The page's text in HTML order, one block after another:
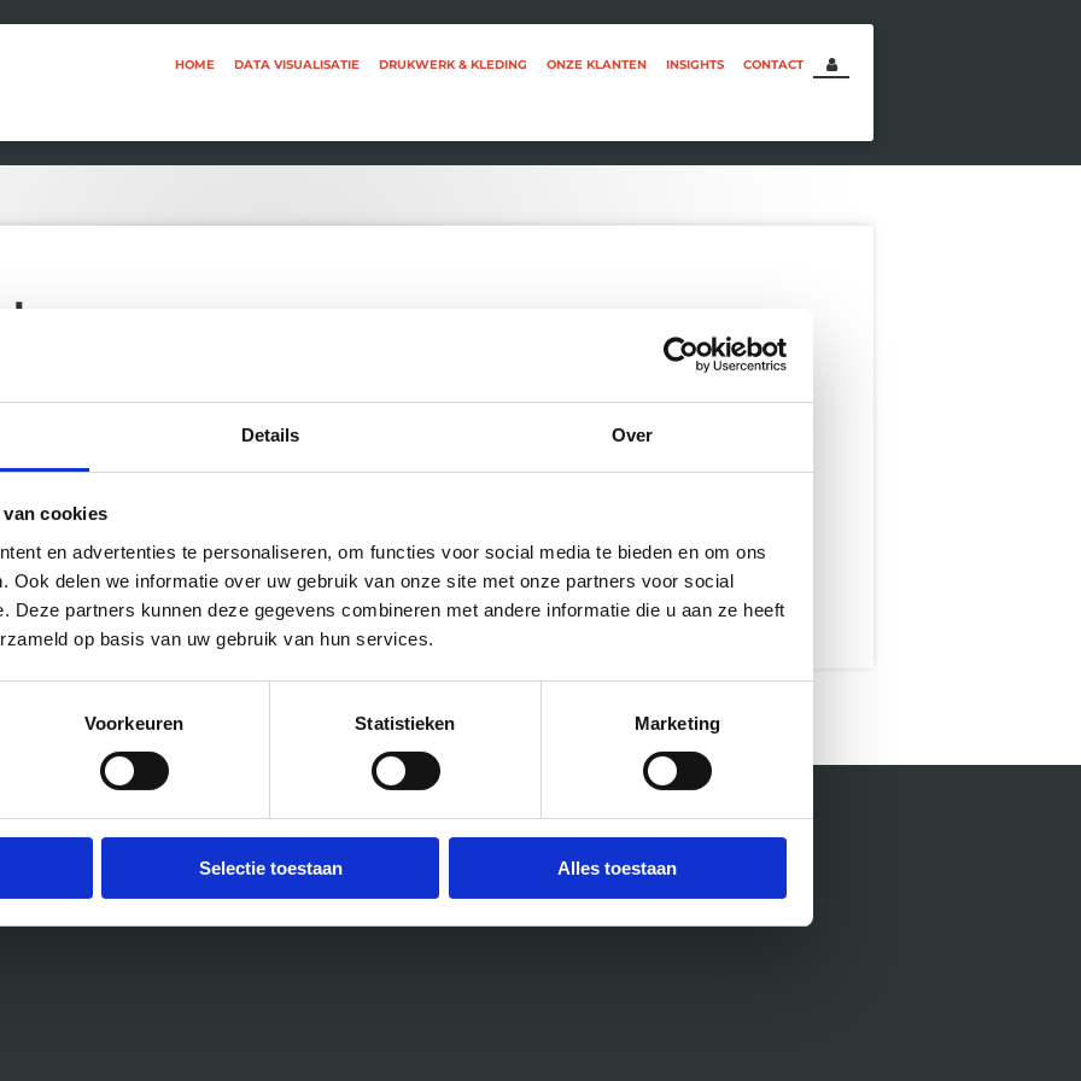
Details Over
cookies
en advertenties te personaliseren, om functies voor social media te bieden en om ons
Ook delen we informatie over uw gebruik van onze site met onze partners voor social
Deze partners kunnen deze gegevens combineren met andere informatie die u aan ze heeft
op basis van uw gebruik van hun services.
Voorkeuren Statistieken Marketing
Selectie toestaan Alles toestaan
HOME DATA VISUALISATIE DRUKWERK & KLEDING ONZE KLANTEN INSIGHTS CONTACT